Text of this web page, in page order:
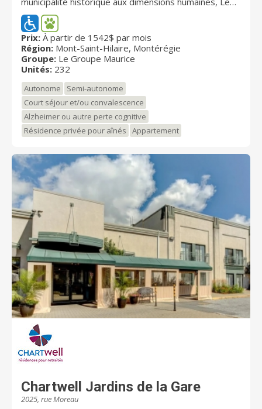
Quartier Mont-Saint-Hilaire offre 200 appartements-
service en location pour retraités autonomes et 32
studios de soins sous la bannière Signature dédiés
aux personnes en perte d'autonomie. Cette résidence
pour retraités propose un mode de vie qui stimulera
vos sens tout en vous invitant à la détente.
Prix: À partir de 1542$ par mois
Région: Mont-Saint-Hilaire, Montérégie
Groupe: Le Groupe Maurice
Unités: 232
Autonome
Semi-autonome
Court séjour et/ou convalescence
Alzheimer ou autre perte cognitive
Résidence privée pour aînés
Appartement
Chartwell Jardins de la Gare
2025, rue Moreau